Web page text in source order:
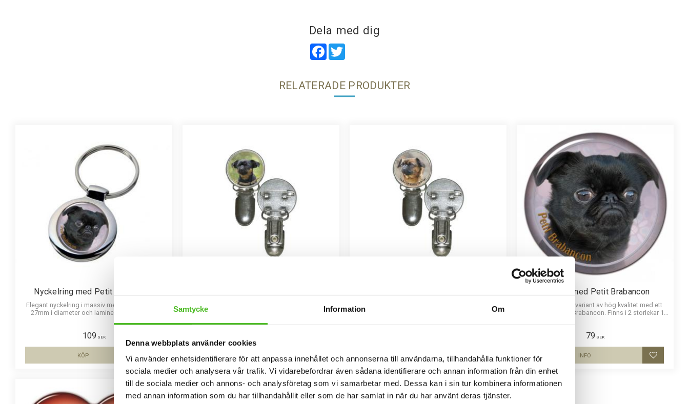
Samtycke Information Om
Denna webbplats använder cookies
Vi använder enhetsidentifierare för att anpassa innehållet och annonserna till användarna, tillhandahålla funktioner för
sociala medier och analysera vår trafik. Vi vidarebefordrar även sådana identifierare och annan information från din enhet
till de sociala medier och annons- och analysföretag som vi samarbetar med. Dessa kan i sin tur kombinera informationen
med annan information som du har tillhandahållit eller som de har samlat in när du har använt deras tjänster.
Dela med dig
Facebook
RELATERADE PRODUKTER
Nyckelring med Petit Brabancon
Elegant nyckelring i massiv metall. Bilden är ca
27mm i diameter och laminerad för att vara
109 SEK
Lägg till i favoriter
KÖP
Nummerlappshållare i metall med säkerhetsnål
för att sätta fast på kläderna och en stark klämma
och laminerad för att vara hållbar och ge ett
uttryck av djup i bilden.
Lägg till i favoriter
KÖP
Lägg till i favoriter
KÖP
Dekaler med Petit Brabancon
Rund dekal i 3D-variant av hög kvalitet med ett
motiv av en Petit Brabancon. Finns i 2 storlekar 10
79 SEK
Lägg till i
INFO